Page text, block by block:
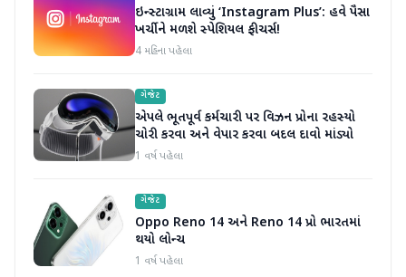
ઇન્સ્ટાગ્રામ લાવ્યું ‘Instagram Plus’: હવે પૈસા
ખર્ચીને મળશે સ્પેશિયલ ફીચર્સ!
4 મહિના પહેલા
ગેજેટ
એપલે ભૂતપૂર્વ કર્મચારી પર વિઝન પ્રોના રહસ્યો
ચોરી કરવા અને વેપાર કરવા બદલ દાવો માંડ્યો
1 વર્ષ પહેલા
ગેજેટ
Oppo Reno 14 અને Reno 14 પ્રો ભારતમાં
થયો લોન્ચ
1 વર્ષ પહેલા